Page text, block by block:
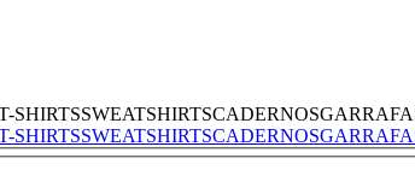
SHIRTSSWEATSHIRTSCADERNOS
SHIRTSSWEATSHIRTSCADERNOS